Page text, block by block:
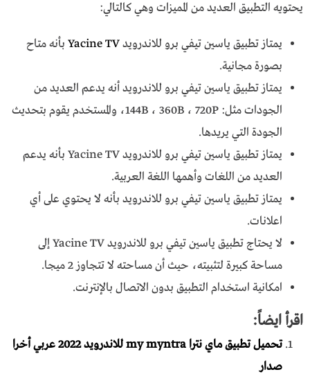
يحتويه التطبيق العديد من المميزات وهي كالتالي:
يمتاز تطبيق ياسين تيفي برو للاندرويدYacine TV بأنه متاح
بصورة مجانية.
يمتاز تطبيق ياسين تيفي برو للاندرويد أنه يدعم العديد من
الجودات مثل: 144B ، 360B ، 720P، والمستخدم يقوم بتحديث
الجودة التي يريدها.
يمتاز تطبيق ياسين تيفي برو للاندرويد Yacine TV بأنه يدعم
العديد من اللغات وأهمها اللغة العربية.
يمتاز تطبيق ياسين تيفي برو للاندرويد بأنه لا يحتوي على أي
اعلانات.
لا يحتاج تطبيق ياسين تيفي برو للاندرويد Yacine TV إلى
مساحة كبيرة لتثبيته، حيث أن مساحته لا تتجاوز 2 ميجا.
امكانية استخدام التطبيق بدون الاتصال بالإنترنت.
اقرأ ايضاً:
تحميل تطبيق ماي نترا my myntra للاندرويد 2022 عربي أخرا
صدار